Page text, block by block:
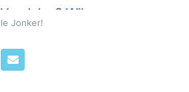
Jonker!